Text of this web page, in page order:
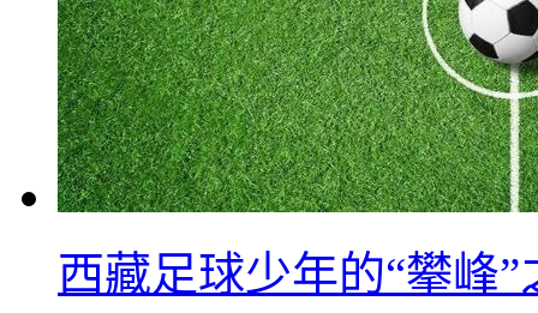
西藏足球少年的“攀峰